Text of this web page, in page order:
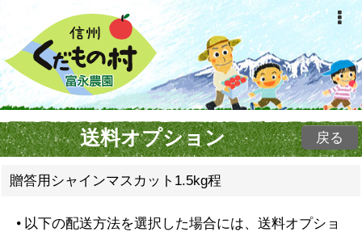
送料オプション 戻る
贈答用シャインマスカット1.5kg程
以下の配送方法を選択した場合には、送料オプショ